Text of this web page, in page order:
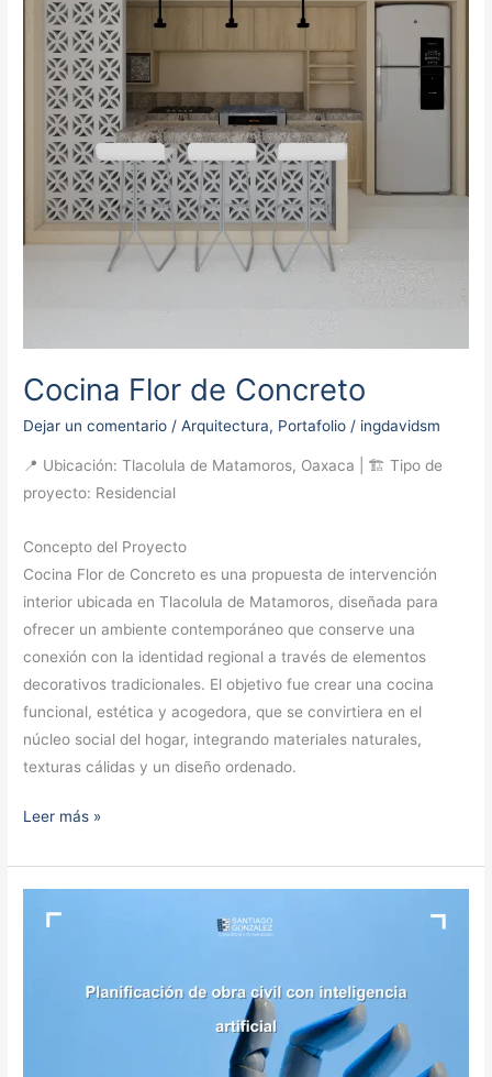
Cocina Flor de Concreto
Dejar un comentario /Arquitectura, Portafolio / ingdavidsm
📍 Ubicación: Tlacolula de Matamoros, Oaxaca | 🏗 Tipo de
proyecto: Residencial
Concepto del Proyecto
Cocina Flor de Concreto es una propuesta de intervención
interior ubicada en Tlacolula de Matamoros, diseñada para
ofrecer un ambiente contemporáneo que conserve una
conexión con la identidad regional a través de elementos
decorativos tradicionales. El objetivo fue crear una cocina
funcional, estética y acogedora, que se convirtiera en el
núcleo social del hogar, integrando materiales naturales,
texturas cálidas y un diseño ordenado.
Leer más »